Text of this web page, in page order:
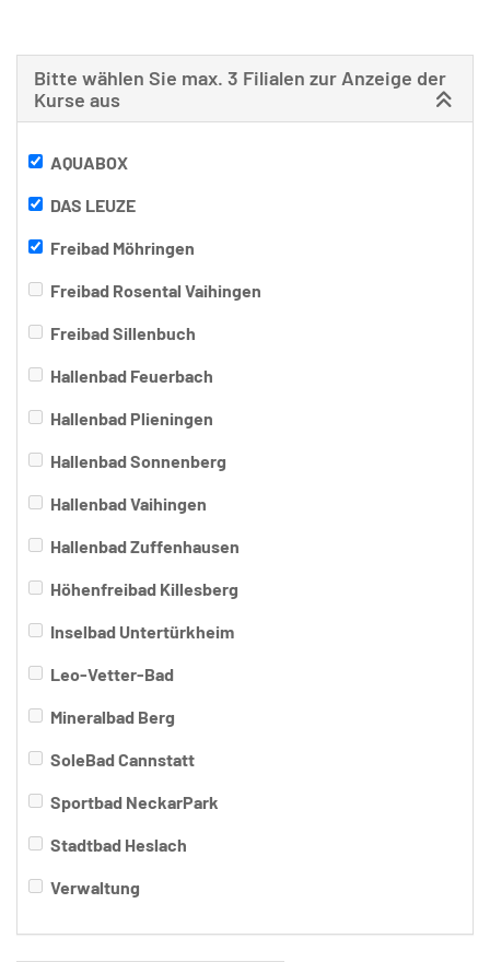
Bitte wählen Sie max. 3 Filialen zur Anzeige der
Kurse aus
AQUABOX
DAS LEUZE
Freibad Möhringen
Freibad Rosental Vaihingen
Freibad Sillenbuch
Hallenbad Feuerbach
Hallenbad Plieningen
Hallenbad Sonnenberg
Hallenbad Vaihingen
Hallenbad Zuffenhausen
Höhenfreibad Killesberg
Inselbad Untertürkheim
Leo-Vetter-Bad
Mineralbad Berg
SoleBad Cannstatt
Sportbad NeckarPark
Stadtbad Heslach
Verwaltung